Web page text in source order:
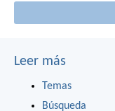
Leer más
Temas
Búsqueda